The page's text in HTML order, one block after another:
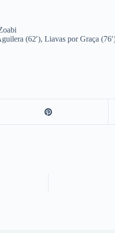
(62′), Liavas por Graça